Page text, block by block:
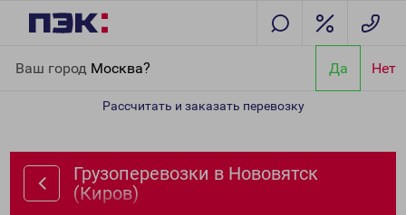
Ваш город Москва? Да Нет
Рассчитать и заказать перевозку
Грузоперевозки в Нововятск
(Киров)